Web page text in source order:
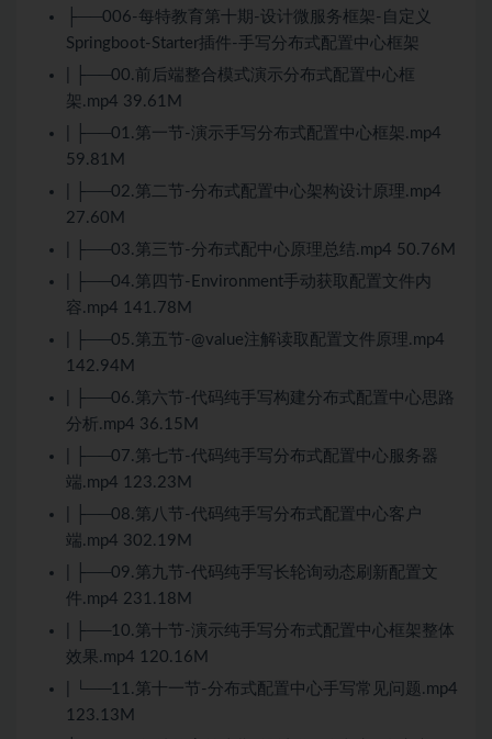
├──006-每特教育第十期-设计微服务框架-自定义
Springboot-Starter插件-手写分布式配置中心框架
| ├──00.前后端整合模式演示分布式配置中心框
架.mp4 39.61M
| ├──01.第一节-演示手写分布式配置中心框架.mp4
59.81M
| ├──02.第二节-分布式配置中心架构设计原理.mp4
27.60M
| ├──03.第三节-分布式配中心原理总结.mp4 50.76M
| ├──04.第四节-Environment手动获取配置文件内
容.mp4 141.78M
| ├──05.第五节-@value注解读取配置文件原理.mp4
142.94M
| ├──06.第六节-代码纯手写构建分布式配置中心思路
分析.mp4 36.15M
| ├──07.第七节-代码纯手写分布式配置中心服务器
端.mp4 123.23M
| ├──08.第八节-代码纯手写分布式配置中心客户
端.mp4 302.19M
| ├──09.第九节-代码纯手写长轮询动态刷新配置文
件.mp4 231.18M
| ├──10.第十节-演示纯手写分布式配置中心框架整体
效果.mp4 120.16M
| └──11.第十一节-分布式配置中心手写常见问题.mp4
123.13M